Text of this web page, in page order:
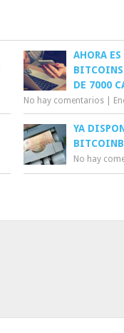
AHORA
BITCOINS
DE 7000
No hay comentarios
YA
No hay